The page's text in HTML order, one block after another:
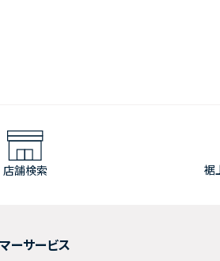
店舗検索 裾
ーサービス